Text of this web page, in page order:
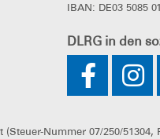
IBAN: DE03 5085
DLRG in den
Nummer 07/250/51304,